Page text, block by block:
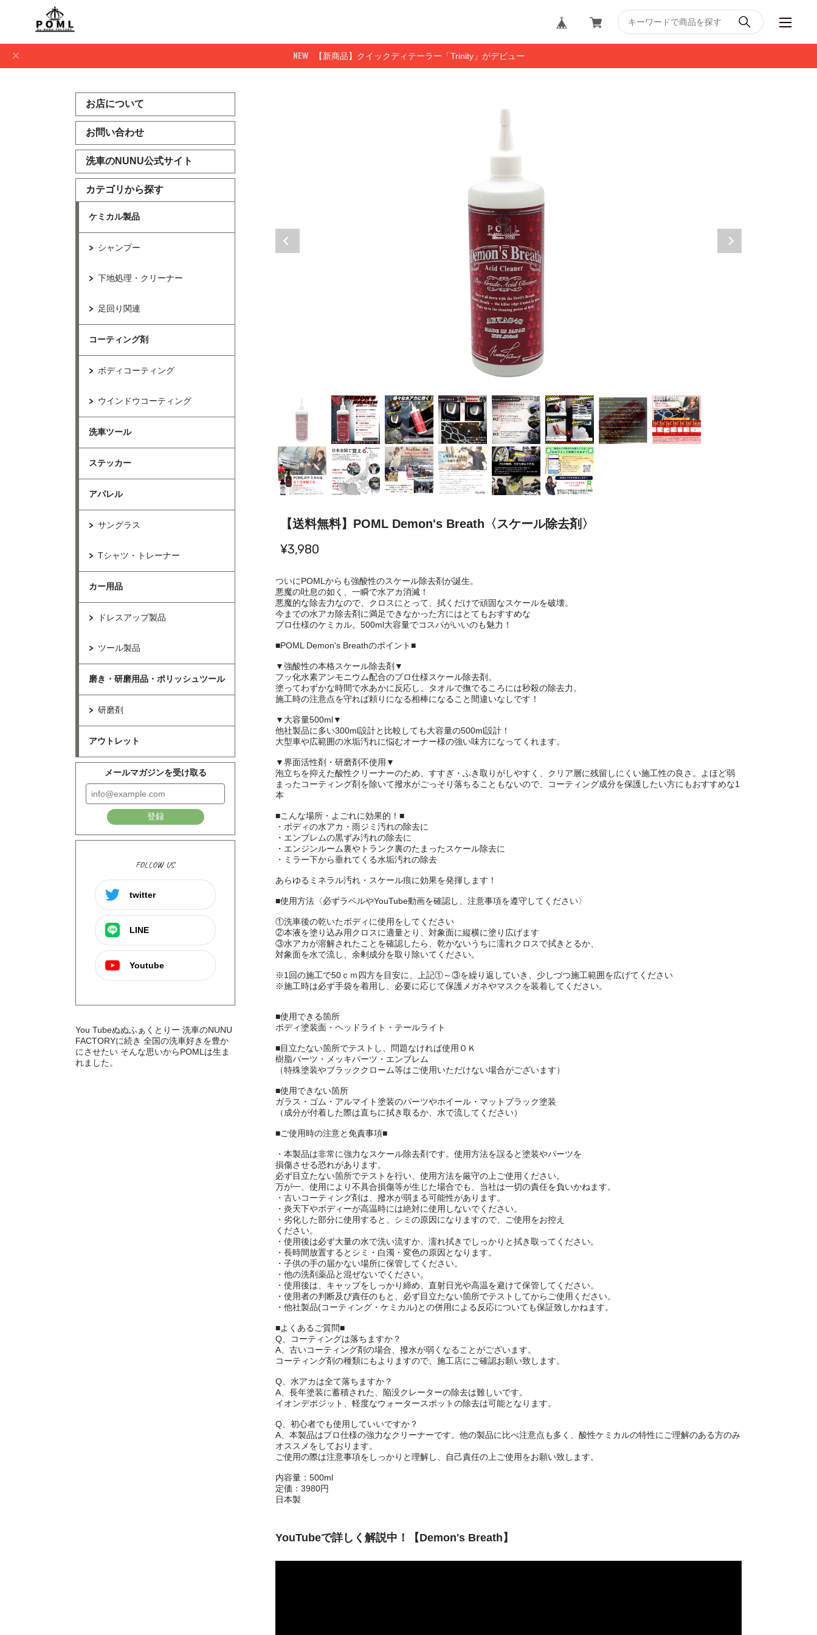
【新商品】クイックディテーラー「Trinity」がデビュー
お店について
お問い合わせ
洗車のNUNU公式サイト
カテゴリから探す
ケミカル製品
シャンプー
下地処理・クリーナー
足回り関連
コーティング剤
ボディコーティング
ウインドウコーティング
洗車ツール
ステッカー
アパレル
サングラス
Tシャツ・トレーナー
カー用品
ドレスアップ製品
ツール製品
磨き・研磨用品・ポリッシュツール
研磨剤
アウトレット
メールマガジンを受け取る
登録
FOLLOW US
twitter
LINE
Youtube
You Tubeぬぬふぁくとりー 洗車のNUNU
FACTORYに続き 全国の洗車好きを豊か
にさせたい そんな思いからPOMLは生ま
れました。
【送料無料】POML Demon's Breath〈スケール除去剤〉
¥3,980
ついにPOMLからも強酸性のスケール除去剤が誕生。
悪魔の吐息の如く、一瞬で水アカ消滅！
悪魔的な除去力なので、クロスにとって、拭くだけで頑固なスケールを破壊。
今までの水アカ除去剤に満足できなかった方にはとてもおすすめな
プロ仕様のケミカル。500ml大容量でコスパがいいのも魅力！
■POML Demon's Breathのポイント■
▼強酸性の本格スケール除去剤▼
フッ化水素アンモニウム配合のプロ仕様スケール除去剤。
塗ってわずかな時間で水あかに反応し、タオルで撫でるころには秒殺の除去力。
施工時の注意点を守れば頼りになる相棒になること間違いなしです！
▼大容量500ml▼
他社製品に多い300ml設計と比較しても大容量の500ml設計！
大型車や広範囲の水垢汚れに悩むオーナー様の強い味方になってくれます。
▼界面活性剤・研磨剤不使用▼
泡立ちを抑えた酸性クリーナーのため、すすぎ・ふき取りがしやすく、クリア層に残留しにくい施工性の良さ。よほど弱
まったコーティング剤を除いて撥水がごっそり落ちることもないので、コーティング成分を保護したい方にもおすすめな1
本
■こんな場所・よごれに効果的！■
・ボディの水アカ・雨ジミ汚れの除去に
・エンブレムの黒ずみ汚れの除去に
・エンジンルーム裏やトランク裏のたまったスケール除去に
・ミラー下から垂れてくる水垢汚れの除去
あらゆるミネラル汚れ・スケール痕に効果を発揮します！
■使用方法〈必ずラベルやYouTube動画を確認し、注意事項を遵守してください〉
①洗車後の乾いたボディに使用をしてください
②本液を塗り込み用クロスに適量とり、対象面に縦横に塗り広げます
③水アカが溶解されたことを確認したら、乾かないうちに濡れクロスで拭きとるか、
対象面を水で流し、余剰成分を取り除いてください。
※1回の施工で50ｃｍ四方を目安に、上記①～③を繰り返していき、少しづつ施工範囲を広げてください
※施工時は必ず手袋を着用し、必要に応じて保護メガネやマスクを装着してください。
■使用できる箇所
ボディ塗装面・ヘッドライト・テールライト
■目立たない箇所でテストし、問題なければ使用ＯＫ
樹脂パーツ・メッキパーツ・エンブレム
（特殊塗装やブラッククローム等はご使用いただけない場合がございます）
■使用できない箇所
ガラス・ゴム・アルマイト塗装のパーツやホイール・マットブラック塗装
（成分が付着した際は直ちに拭き取るか、水で流してください）
■ご使用時の注意と免責事項■
・本製品は非常に強力なスケール除去剤です。使用方法を誤ると塗装やパーツを
損傷させる恐れがあります。
必ず目立たない箇所でテストを行い、使用方法を厳守の上ご使用ください。
万が一、使用により不具合損傷等が生じた場合でも、当社は一切の責任を負いかねます。
・古いコーティング剤は、撥水が弱まる可能性があります。
・炎天下やボディーが高温時には絶対に使用しないでください。
・劣化した部分に使用すると、シミの原因になりますので、ご使用をお控え
ください。
・使用後は必ず大量の水で洗い流すか、濡れ拭きでしっかりと拭き取ってください。
・長時間放置するとシミ・白濁・変色の原因となります。
・子供の手の届かない場所に保管してください。
・他の洗剤薬品と混ぜないでください。
・使用後は、キャップをしっかり締め、直射日光や高温を避けて保管してください。
・使用者の判断及び責任のもと、必ず目立たない箇所でテストしてからご使用ください。
・他社製品(コーティング・ケミカル)との併用による反応についても保証致しかねます。
■よくあるご質問■
Q、コーティングは落ちますか？
A、古いコーティング剤の場合、撥水が弱くなることがございます。
コーティング剤の種類にもよりますので、施工店にご確認お願い致します。
Q、水アカは全て落ちますか？
A、長年塗装に蓄積された、陥没クレーターの除去は難しいです。
イオンデポジット、軽度なウォータースポットの除去は可能となります。
Q、初心者でも使用していいですか？
A、本製品はプロ仕様の強力なクリーナーです。他の製品に比べ注意点も多く、酸性ケミカルの特性にご理解のある方のみ
オススメをしております。
ご使用の際は注意事項をしっかりと理解し、自己責任の上ご使用をお願い致します。
内容量：500ml
定価：3980円
日本製
YouTubeで詳しく解説中！【Demon's Breath】